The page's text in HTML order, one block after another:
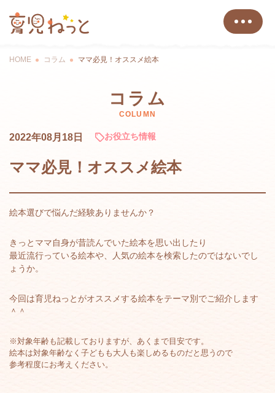
HOME コラム ママ必見！オススメ絵本
コラム
COLUMN
2022年08月18日 お役立ち情報
ママ必見！オススメ絵本
絵本選びで悩んだ経験ありませんか？
きっとママ自身が昔読んでいた絵本を思い出したり
最近流行っている絵本や、人気の絵本を検索したのではないでし
ょうか。
今回は育児ねっとがオススメする絵本をテーマ別でご紹介します
＾＾
※対象年齢も記載しておりますが、あくまで目安です。
絵本は対象年齢なく子どもも大人も楽しめるものだと思うので
参考程度にお考えください。